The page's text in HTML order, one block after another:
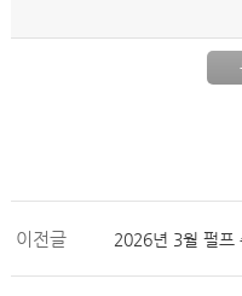
이전글 2026년 3월 펄프